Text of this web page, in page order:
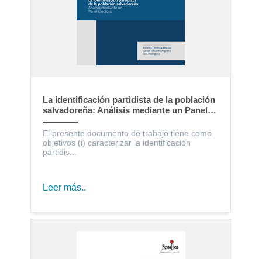
La identificación partidista de la población
salvadoreña: Análisis mediante un Panel
Electoral
El presente documento de trabajo tiene como
objetivos (i) caracterizar la identificación
partidis...
Leer más..